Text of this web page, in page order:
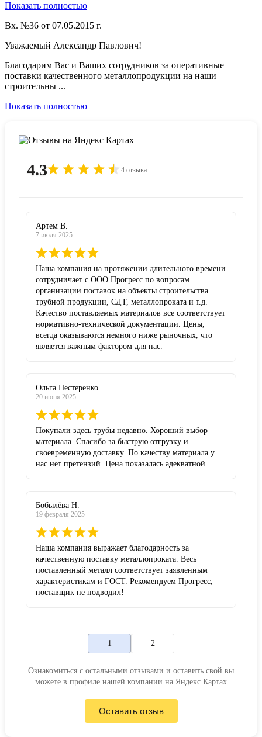
Показать полностью
Вх. №36 от 07.05.2015 г.
Уважаемый Александр Павлович!
Благодарим Вас и Ваших сотрудников за оперативные
поставки качественного металлопродукции на наши
строительны ...
Показать полностью
4.3 4 отзыва
Артем В.
7 июля 2025
Наша компания на протяжении длительного времени
сотрудничает с ООО Прогресс по вопросам
организации поставок на объекты строительства
трубной продукции, СДТ, металлопроката и т.д.
Качество поставляемых материалов все соответствует
нормативно-технической документации. Цены,
всегда оказываются немного ниже рыночных, что
является важным фактором для нас.
Ольга Нестеренко
20 июня 2025
Покупали здесь трубы недавно. Хороший выбор
материала. Спасибо за быструю отгрузку и
своевременную доставку. По качеству материала у
нас нет претензий. Цена показалась адекватной.
Бобылёва Н.
19 февраля 2025
Наша компания выражает благодарность за
качественную поставку металлопроката. Весь
поставленный металл соответствует заявленным
характеристикам и ГОСТ. Рекомендуем Прогресс,
поставщик не подводил!
1 2
Ознакомиться с остальными отзывами и оставить свой вы
можете в профиле нашей компании на Яндекс Картах
Оставить отзыв